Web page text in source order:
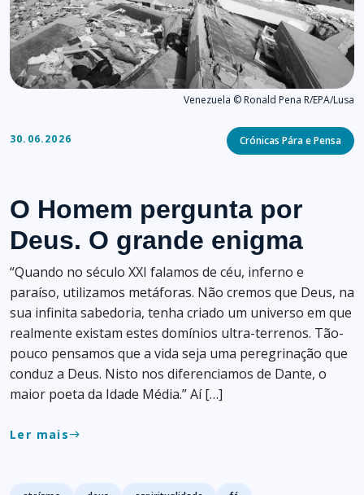
Venezuela © Ronald Pena R/EPA/Lusa
30.06.2026 Categories
Crónicas Pára e Pensa
O Homem pergunta por
Deus. O grande enigma
“Quando no século XXI falamos de céu, inferno e
paraíso, utilizamos metáforas. Não cremos que Deus, na
sua infinita sabedoria, tenha criado um universo em que
realmente existam estes domínios ultra-terrenos. Tão-
pouco pensamos que a vida seja uma peregrinação que
conduz a Deus. Nisto nos diferenciamos de Dante, o
maior poeta da Idade Média.” Aí […]
Ler maiseast